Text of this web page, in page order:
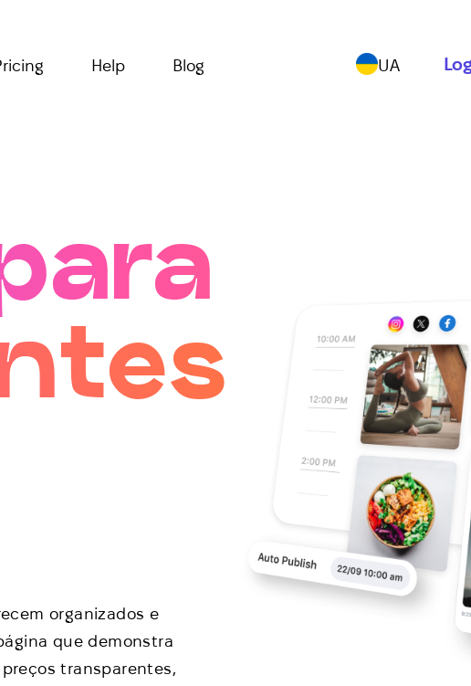
Help Blog UA
organizados e
que demonstra
transparentes,